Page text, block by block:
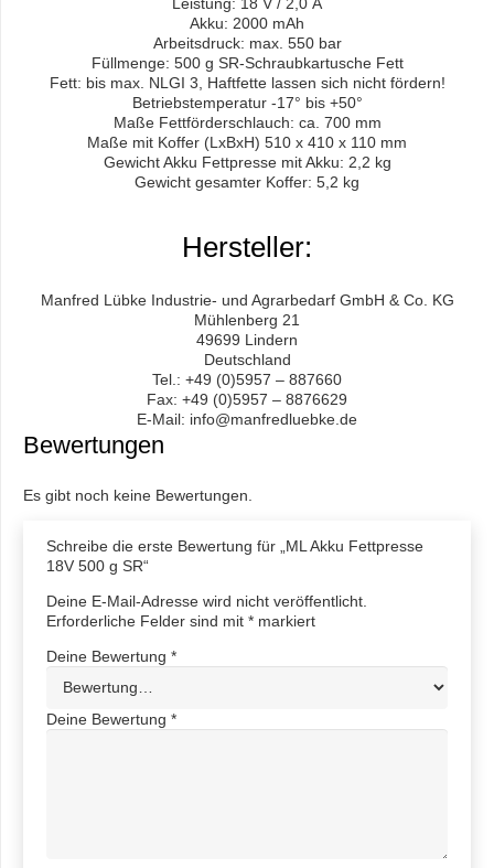
Akku: 2000 mAh
Arbeitsdruck: max. 550 bar
Füllmenge: 500 g SR-Schraubkartusche Fett
Fett: bis max. NLGI 3, Haftfette lassen sich nicht fördern!
Betriebstemperatur -17° bis +50°
Maße Fettförderschlauch: ca. 700 mm
Maße mit Koffer (LxBxH) 510 x 410 x 110 mm
Gewicht Akku Fettpresse mit Akku: 2,2 kg
Gewicht gesamter Koffer: 5,2 kg
Hersteller:
Manfred Lübke Industrie- und Agrarbedarf GmbH & Co. KG
Mühlenberg 21
49699 Lindern
Deutschland
Tel.: +49 (0)5957 – 887660
Fax: +49 (0)5957 – 8876629
E-Mail: info@manfredluebke.de
Bewertungen
Es gibt noch keine Bewertungen.
Schreibe die erste Bewertung für „ML Akku Fettpresse
18V 500 g SR“
Deine E-Mail-Adresse wird nicht veröffentlicht.
Erforderliche Felder sind mit * markiert
Deine Bewertung *
Deine Bewertung *